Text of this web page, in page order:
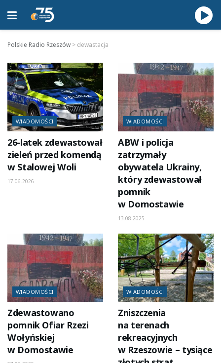
Polskie Radio Rzeszów > dewastacja
WIADOMOŚCI
26-latek zdewastował
zieleń przed komendą
w Stalowej Woli
17.06.2026
WIADOMOŚCI
ABW i policja
zatrzymały
obywatela Ukrainy,
który zdewastował
pomnik
w Domostawie
13.08.2025
WIADOMOŚCI
Zdewastowano
pomnik Ofiar Rzezi
Wołyńskiej
w Domostawie
WIADOMOŚCI
Zniszczenia
na terenach
rekreacyjnych
w Rzeszowie – tysiące